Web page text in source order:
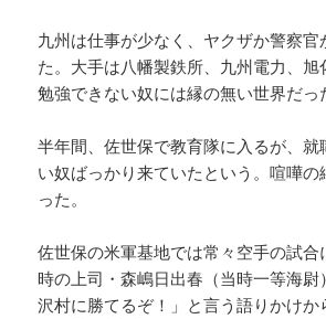
九州は仕事が少なく、ヤクザか警察
た。大手は八幡製鉄所、九州電力、旭
勉強できない奴には縁の無い世界だっ
半年間、佐世保で教育隊に入るが、就
い奴ばっかり来ていたという。喧嘩
った。
佐世保の米軍基地では常々空手の試
時の上司・森嶋日出春（当時一等海尉
沢村に勝てるぞ！」と言う語りかけか